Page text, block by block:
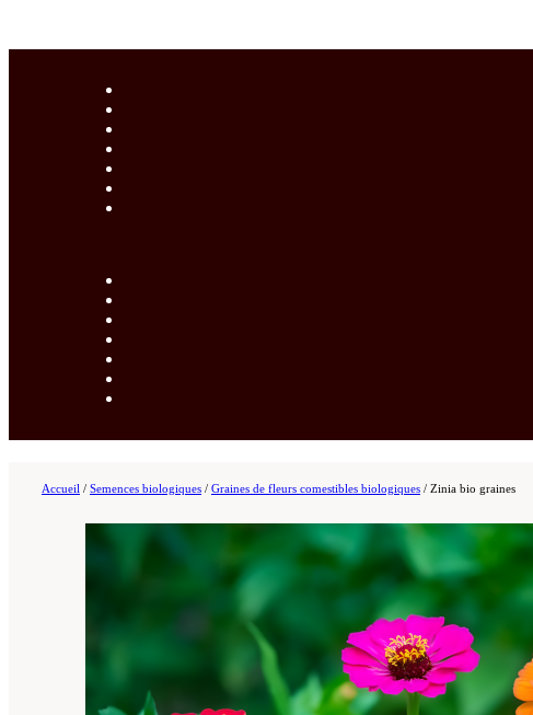
Accueil / Semences biologiques / Graines de fleurs comestibles biologiques / Zinia bio graines